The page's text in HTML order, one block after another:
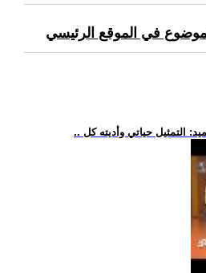
في الموقع الرئيسي
التمثيل حياتي وأديته كل